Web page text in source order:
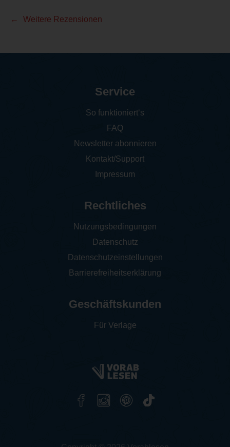
Weitere Rezensionen
Service
So funktioniert‘s
FAQ
Newsletter abonnieren
Kontakt/Support
Impressum
Rechtliches
Nutzungsbedingungen
Datenschutz
Datenschutzeinstellungen
Barrierefreiheitserklärung
Geschäftskunden
Für Verlage